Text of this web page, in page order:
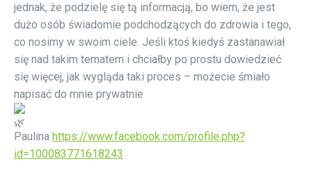
jednak, że podzielę się tą informacją, bo wiem, że jest
dużo osób świadomie podchodzących do zdrowia i tego,
co nosimy w swoim ciele. Jeśli ktoś kiedyś zastanawiał
się nad takim tematem i chciałby po prostu dowiedzieć
się więcej, jak wygląda taki proces – możecie śmiało
napisać do mnie prywatnie
Paulina https://www.facebook.com/profile.php?
id=100083771618243